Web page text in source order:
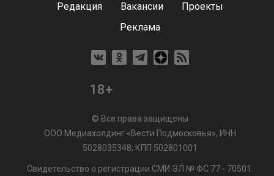
Редакция Вакансии
Проекты
Реклама
18+
© Все права защищены
ООО Медиахолдинг «Вести Подмосковья», ИНН
5028035348; КПП 502801001
Свидетельство о регистрации СМИ ЭЛ № ФС 77 - 70501.